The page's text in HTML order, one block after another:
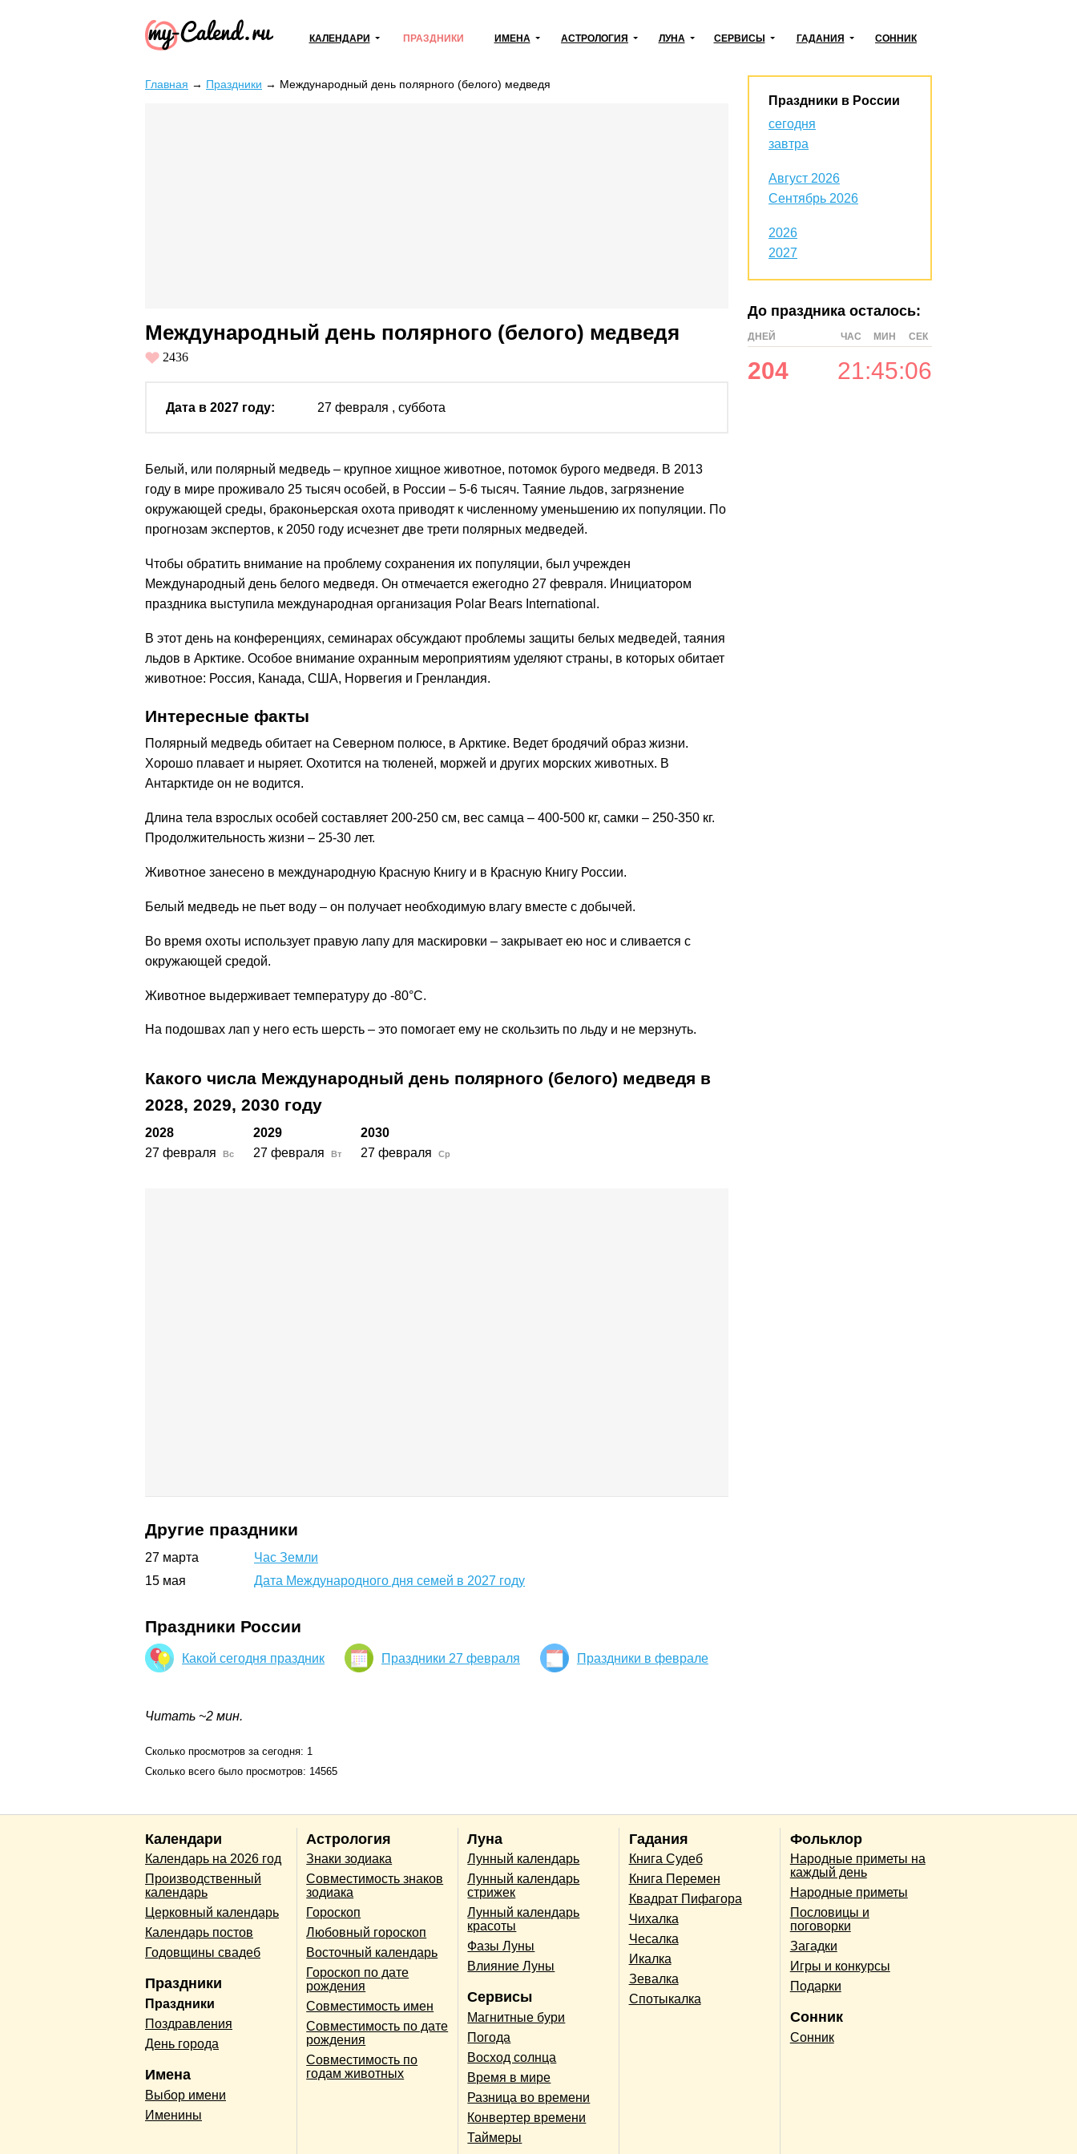
КАЛЕНДАРИ ПРАЗДНИКИ ИМЕНА АСТРОЛОГИЯ ЛУНА СЕРВИСЫ ГАДАНИЯ СОННИК
Главная → Праздники → Международный день полярного (белого) медведя
Международный день полярного (белого) медведя
2436
Дата в 2027 году: 27 февраля , суббота
Белый, или полярный медведь – крупное хищное животное, потомок бурого медведя. В 2013
году в мире проживало 25 тысяч особей, в России – 5-6 тысяч. Таяние льдов, загрязнение
окружающей среды, браконьерская охота приводят к численному уменьшению их популяции. По
прогнозам экспертов, к 2050 году исчезнет две трети полярных медведей.
Чтобы обратить внимание на проблему сохранения их популяции, был учрежден
Международный день белого медведя. Он отмечается ежегодно 27 февраля. Инициатором
праздника выступила международная организация Polar Bears International.
В этот день на конференциях, семинарах обсуждают проблемы защиты белых медведей, таяния
льдов в Арктике. Особое внимание охранным мероприятиям уделяют страны, в которых обитает
животное: Россия, Канада, США, Норвегия и Гренландия.
Интересные факты
Полярный медведь обитает на Северном полюсе, в Арктике. Ведет бродячий образ жизни.
Хорошо плавает и ныряет. Охотится на тюленей, моржей и других морских животных. В
Антарктиде он не водится.
Длина тела взрослых особей составляет 200-250 см, вес самца – 400-500 кг, самки – 250-350 кг.
Продолжительность жизни – 25-30 лет.
Животное занесено в международную Красную Книгу и в Красную Книгу России.
Белый медведь не пьет воду – он получает необходимую влагу вместе с добычей.
Во время охоты использует правую лапу для маскировки – закрывает ею нос и сливается с
окружающей средой.
Животное выдерживает температуру до -80°C.
На подошвах лап у него есть шерсть – это помогает ему не скользить по льду и не мерзнуть.
Какого числа Международный день полярного (белого) медведя в
2028, 2029, 2030 году
2028 2029
2030
27 февраля
Вс 27 февраля Вт 27 февраля Ср
Другие праздники
27 марта
Час Земли
15 мая Дата Международного дня семей в 2027 году
Праздники России
Какой сегодня праздник Праздники 27 февраля Праздники в феврале
Читать ~2 мин.
Сколько просмотров за сегодня: 1
Сколько всего было просмотров: 14565
Праздники в России
сегодня
завтра
Август 2026
Сентябрь 2026
2026
2027
До праздника осталось:
ДНЕЙ ЧАС МИН СЕК
204 21:45:06
Календари
Календарь на 2026 год
Производственный
календарь
Церковный календарь
Календарь постов
Годовщины свадеб
Праздники
Праздники
Поздравления
День города
Имена
Выбор имени
Именины
Астрология
Знаки зодиака
Совместимость знаков
зодиака
Гороскоп
Любовный гороскоп
Восточный календарь
Гороскоп по дате
рождения
Совместимость имен
Совместимость по дате
рождения
Совместимость по
годам животных
Луна
Лунный календарь
Лунный календарь
стрижек
Лунный календарь
красоты
Фазы Луны
Влияние Луны
Сервисы
Магнитные бури
Погода
Восход солнца
Время в мире
Разница во времени
Конвертер времени
Таймеры
Гадания
Книга Судеб
Книга Перемен
Квадрат Пифагора
Чихалка
Чесалка
Икалка
Зевалка
Спотыкалка
Фольклор
Народные приметы на
каждый день
Народные приметы
Пословицы и
поговорки
Загадки
Игры и конкурсы
Подарки
Сонник
Сонник